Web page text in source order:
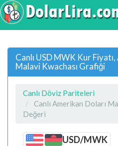
Canlı USD MWK Kur
Malavi Kwachası Grafiği
Canlı Döviz Pariteleri
Canlı Amerikan Doları
Değeri
USD/MWK